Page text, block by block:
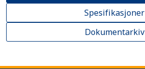
Spesifikasjoner
Dokumentarkiv